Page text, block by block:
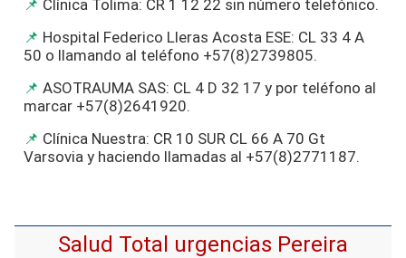
Clínica Tolima: CR 1 12 22 sin número telefónico.
Hospital Federico Lleras Acosta ESE: CL 33 4 A
50 o llamando al teléfono +57(8)2739805.
ASOTRAUMA SAS: CL 4 D 32 17 y por teléfono al
marcar +57(8)2641920.
Clínica Nuestra: CR 10 SUR CL 66 A 70 Gt
Varsovia y haciendo llamadas al +57(8)2771187.
Salud Total urgencias Pereira